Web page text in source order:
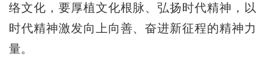
络文化，要厚植文化根脉、弘扬时代精神，以
时代精神激发向上向善、奋进新征程的精神力
量。